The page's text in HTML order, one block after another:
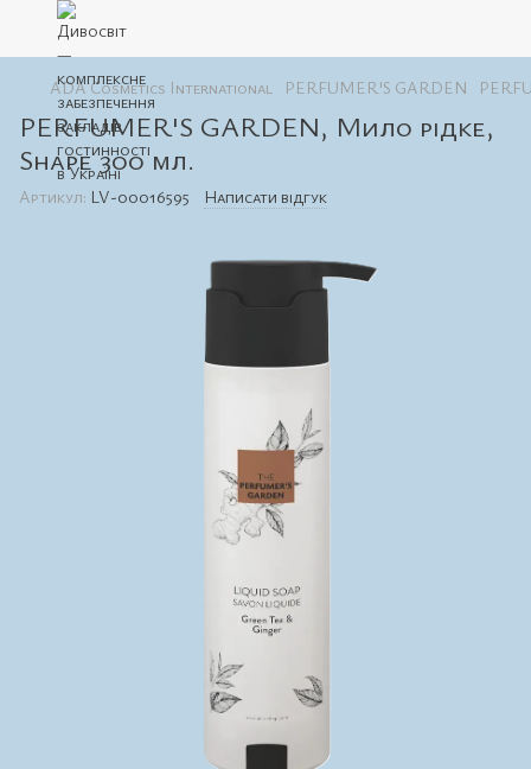
ADA Cosmetics International PERFUMER'S GARDEN
PERFUMER'S GARDEN, Мило рідке,
Shape 300 мл.
Артикул: LV-00016595 Написати відгук